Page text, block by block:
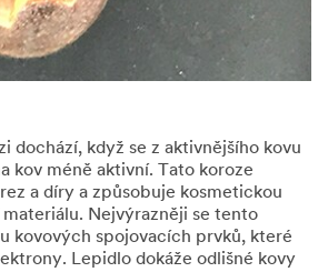
dochází, když se z aktivnějšího kovu
kov méně aktivní. Tato koroze
a díry a způsobuje kosmetickou
materiálu. Nejvýrazněji se tento
kovových spojovacích prvků, které
Lepidlo dokáže odlišné kovy